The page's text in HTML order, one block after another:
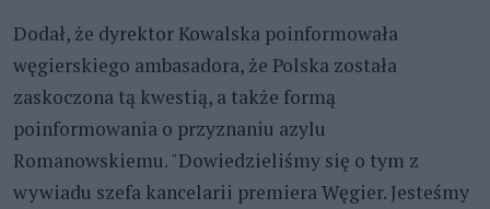
Dodał, że dyrektor Kowalska poinformowała
węgierskiego ambasadora, że Polska została
zaskoczona tą kwestią, a także formą
poinformowania o przyznaniu azylu
Romanowskiemu. "Dowiedzieliśmy się o tym z
wywiadu szefa kancelarii premiera Węgier. Jesteśmy